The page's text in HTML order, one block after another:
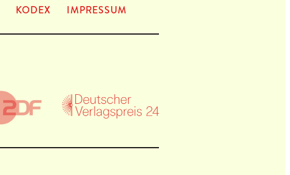
KODEX IMPRES­SUM